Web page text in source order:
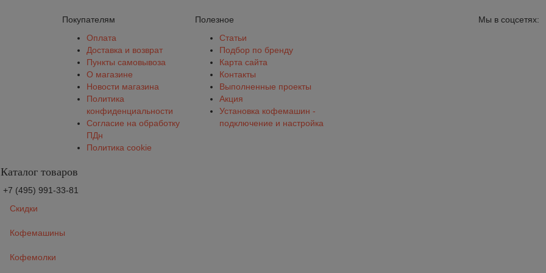
Покупателям
Оплата
Доставка и возврат
Пункты самовывоза
О магазине
Новости магазина
Политика
конфиденциальности
Согласие на обработку
ПДн
Политика cookie
Полезное
Статьи
Подбор по бренду
Карта сайта
Контакты
Выполненные проекты
Акция
Установка кофемашин -
подключение и настройка
Мы в соцсетях:
Каталог товаров
+7 (495) 991-33-81
Скидки
Кофемашины
Кофемолки